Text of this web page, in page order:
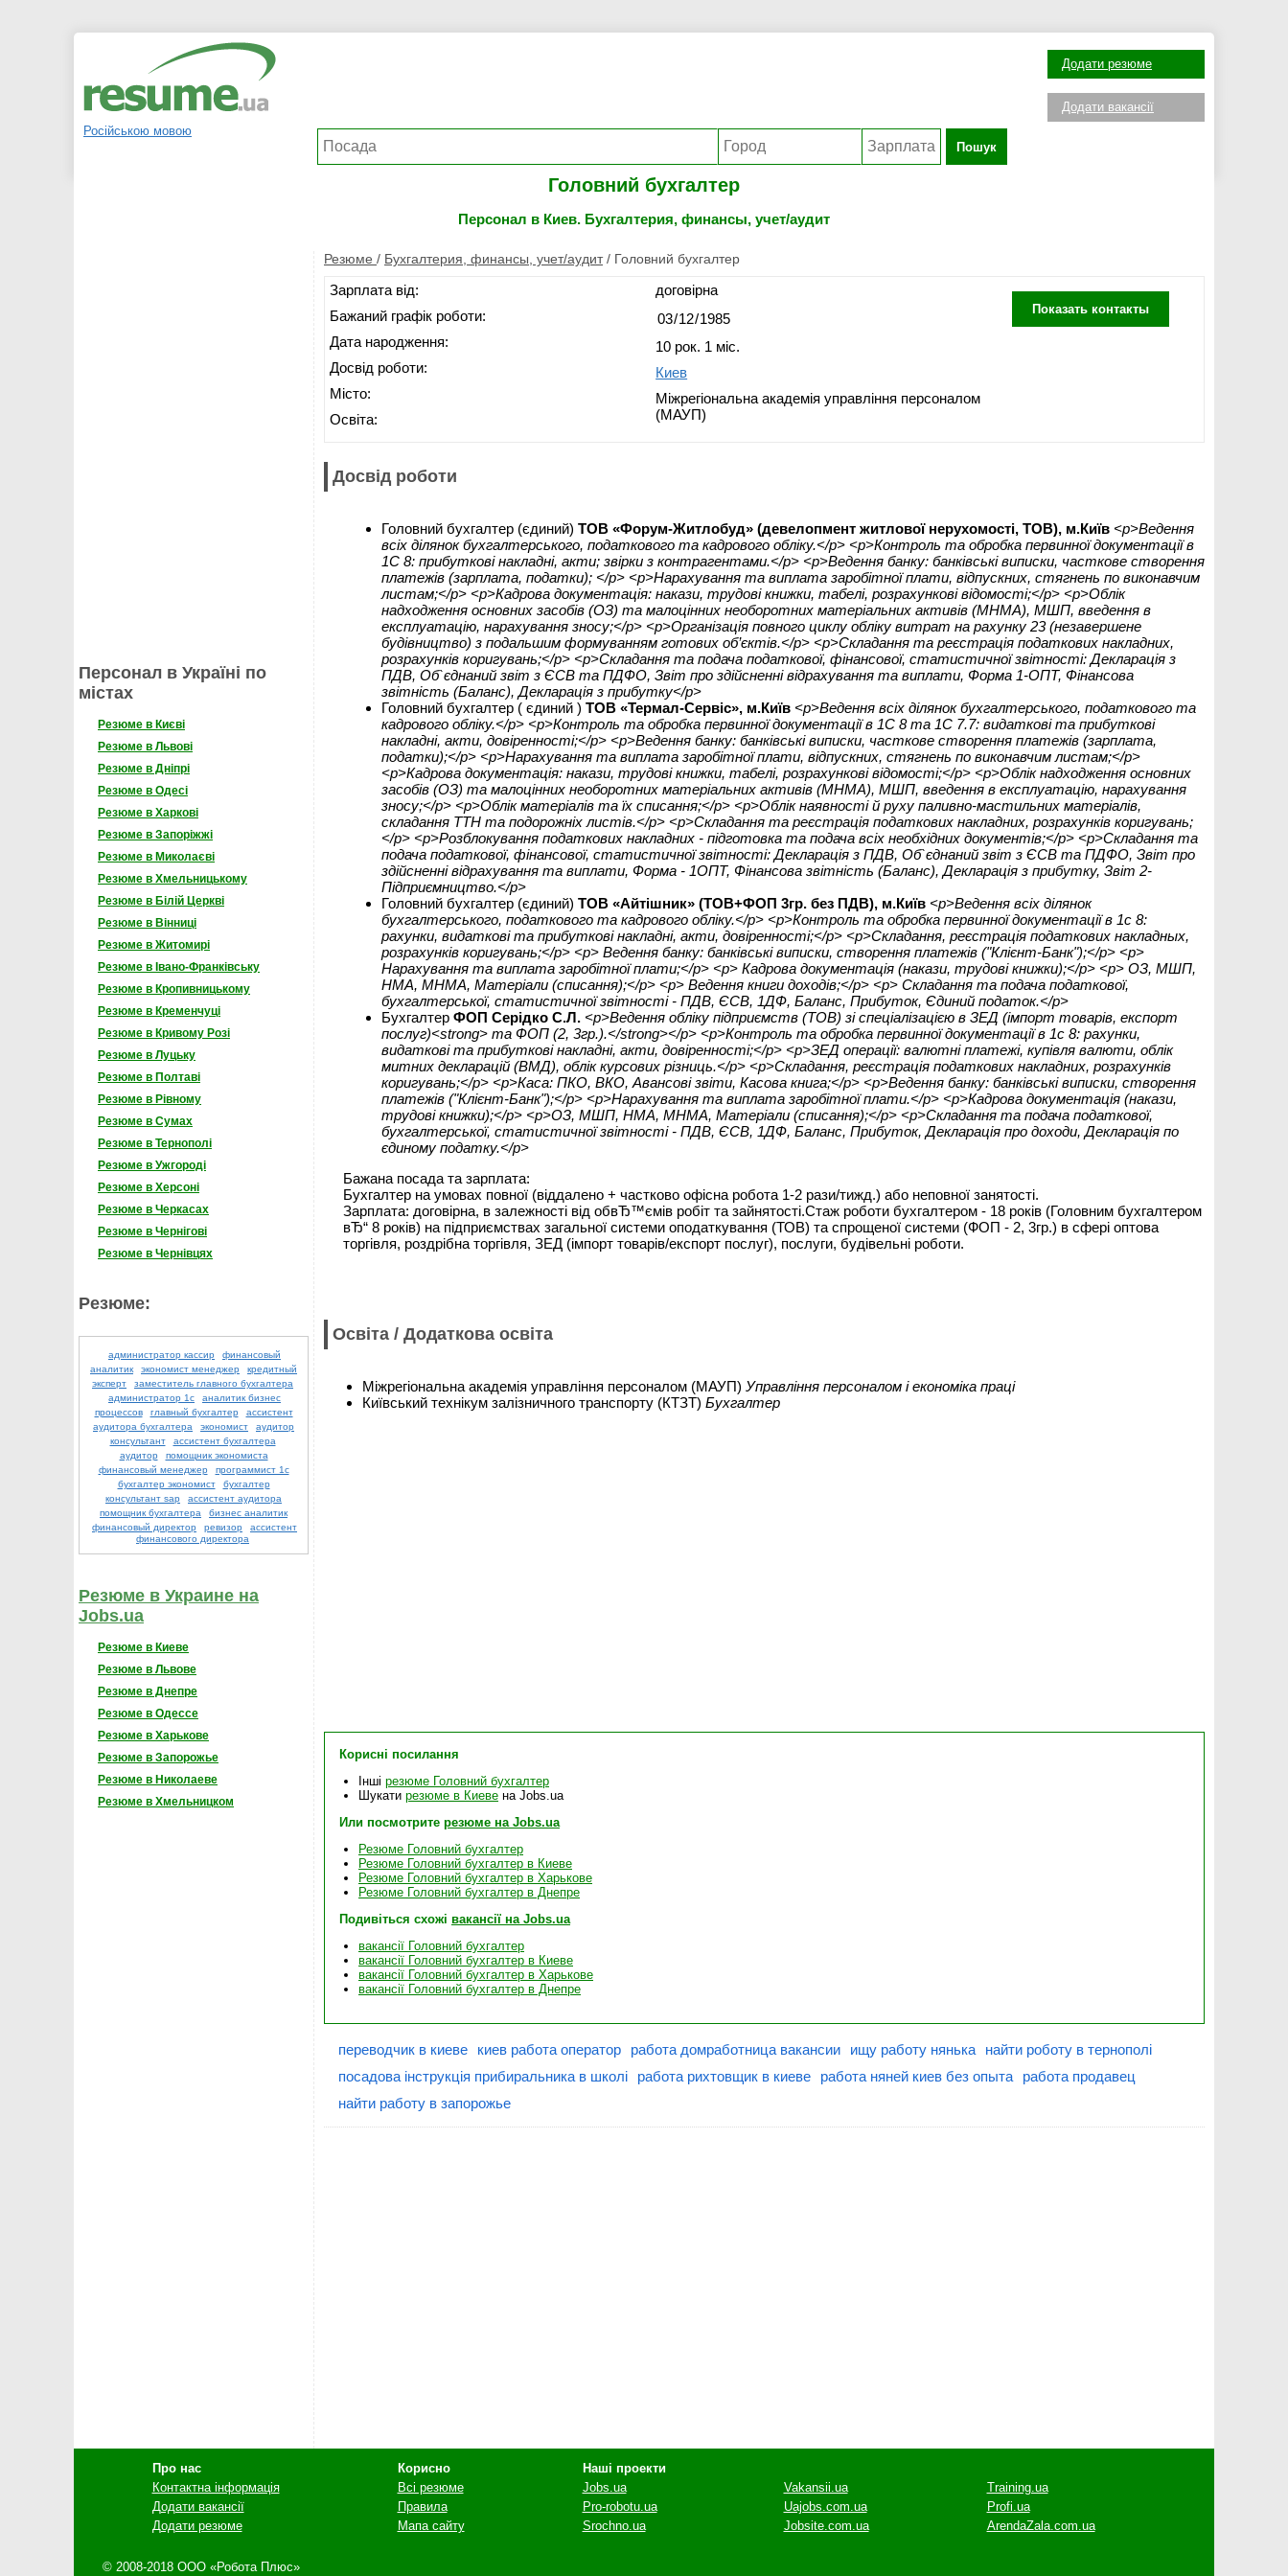
Російською мовою
Пошук
Додати резюме
Додати вакансії
Головний бухгалтер
Персонал в Киев. Бухгалтерия, финансы, учет/аудит
Персонал в Україні по
містах
Резюме в Києві
Резюме в Львові
Резюме в Дніпрі
Резюме в Одесі
Резюме в Харкові
Резюме в Запоріжжі
Резюме в Миколаєві
Резюме в Хмельницькому
Резюме в Білій Церкві
Резюме в Вінниці
Резюме в Житомирі
Резюме в Івано-Франківську
Резюме в Кропивницькому
Резюме в Кременчуці
Резюме в Кривому Розі
Резюме в Луцьку
Резюме в Полтаві
Резюме в Рівному
Резюме в Сумах
Резюме в Тернополі
Резюме в Ужгороді
Резюме в Херсоні
Резюме в Черкасах
Резюме в Чернігові
Резюме в Чернівцях
Резюме:
администратор кассир
финансовый
аналитик
экономист менеджер
кредитный
эксперт
заместитель главного бухгалтера
администратор 1с
аналитик бизнес
процессов
главный бухгалтер
ассистент
аудитора бухгалтера
экономист
аудитор
консультант
ассистент бухгалтера
аудитор
помощник экономиста
финансовый менеджер
программист 1с
бухгалтер экономист
бухгалтер
консультант sap
ассистент аудитора
помощник бухгалтера
бизнес аналитик
финансовый директор
ревизор
ассистент
финансового директора
Резюме в Украине на
Jobs.ua
Резюме в Киеве
Резюме в Львове
Резюме в Днепре
Резюме в Одессе
Резюме в Харькове
Резюме в Запорожье
Резюме в Николаеве
Резюме в Хмельницком
Резюме / Бухгалтерия, финансы, учет/аудит / Головний бухгалтер
Зарплата від:
Бажаний графік роботи:
Дата народження:
Досвід роботи:
Місто:
Освіта:
договірна
10 рок. 1 міс.
Киев
Міжрегіональна академія управління персоналом
(МАУП)
Показать контакты
Досвід роботи
Головний бухгалтер (єдиний) ТОВ «Форум-Житлобуд» (девелопмент житлової нерухомості, ТОВ), м.Київ <p>Ведення
всіх ділянок бухгалтерського, податкового та кадрового обліку.</p> <p>Контроль та обробка первинної документації в
1С 8: прибуткові накладні, акти; звірки з контрагентами.</p> <p>Ведення банку: банківські виписки, часткове створення
платежів (зарплата, податки); </p> <p>Нарахування та виплата заробітної плати, відпускних, стягнень по виконавчим
листам;</p> <p>Кадрова документація: накази, трудові книжки, табелі, розрахункові відомості;</p> <p>Облік
надходження основних засобів (ОЗ) та малоцінних необоротних матеріальних активів (МНМА), МШП, введення в
експлуатацію, нарахування зносу;</p> <p>Організація повного циклу обліку витрат на рахунку 23 (незавершене
будівництво) з подальшим формуванням готових об’єктів.</p> <p>Складання та реєстрація податкових накладних,
розрахунків коригувань;</p> <p>Складання та подача податкової, фінансової, статистичної звітності: Декларація з
ПДВ, Об`єднаний звіт з ЄСВ та ПДФО, Звіт про здійсненні відрахування та виплати, Форма 1-ОПТ, Фінансова
звітність (Баланс), Декларація з прибутку</p>
Головний бухгалтер ( єдиний ) ТОВ «Термал-Сервіс», м.Київ <p>Ведення всіх ділянок бухгалтерського, податкового та
кадрового обліку.</p> <p>Контроль та обробка первинної документації в 1С 8 та 1С 7.7: видаткові та прибуткові
накладні, акти, довіренності;</p> <p>Ведення банку: банківські виписки, часткове створення платежів (зарплата,
податки);</p> <p>Нарахування та виплата заробітної плати, відпускних, стягнень по виконавчим листам;</p>
<p>Кадрова документація: накази, трудові книжки, табелі, розрахункові відомості;</p> <p>Облік надходження основних
засобів (ОЗ) та малоцінних необоротних матеріальних активів (МНМА), МШП, введення в експлуатацію, нарахування
зносу;</p> <p>Облік матеріалів та їх списання;</p> <p>Облік наявності й руху паливно-мастильних матеріалів,
складання ТТН та подорожніх листів.</p> <p>Складання та реєстрація податкових накладних, розрахунків коригувань;
</p> <p>Розблокування податкових накладних - підготовка та подача всіх необхідних документів;</p> <p>Складання та
подача податкової, фінансової, статистичної звітності: Декларація з ПДВ, Об`єднаний звіт з ЄСВ та ПДФО, Звіт про
здійсненні відрахування та виплати, Форма - 1ОПТ, Фінансова звітність (Баланс), Декларація з прибутку, Звіт 2-
Підприємництво.</p>
Головний бухгалтер (єдиний) ТОВ «Айтішник» (ТОВ+ФОП 3гр. без ПДВ), м.Київ <p>Ведення всіх ділянок
бухгалтерського, податкового та кадрового обліку.</p> <p>Контроль та обробка первинної документації в 1с 8:
рахунки, видаткові та прибуткові накладні, акти, довіренності;</p> <p>Складання, реєстрація податкових накладных,
розрахунків коригувань;</p> <p> Ведення банку: банківські виписки, створення платежів ("Клієнт-Банк");</p> <p>
Нарахування та виплата заробітної плати;</p> <p> Кадрова документація (накази, трудові книжки);</p> <p> ОЗ, МШП,
НМА, МНМА, Матеріали (списання);</p> <p> Ведення книги доходів;</p> <p> Складання та подача податкової,
бухгалтерської, статистичної звітності - ПДВ, ЄСВ, 1ДФ, Баланс, Прибуток, Єдиний податок.</p>
Бухгалтер ФОП Серідко С.Л. <p>Ведення обліку підприємств (ТОВ) зі спеціалізацією в ЗЕД (імпорт товарів, експорт
послуг)<strong> та ФОП (2, 3гр.).</strong></p> <p>Контроль та обробка первинної документації в 1с 8: рахунки,
видаткові та прибуткові накладні, акти, довіренності;</p> <p>ЗЕД операції: валютні платежі, купівля валюти, облік
митних декларацій (ВМД), облік курсових різниць.</p> <p>Складання, реєстрація податкових накладних, розрахунків
коригувань;</p> <p>Каса: ПКО, ВКО, Авансові звіти, Касова книга;</p> <p>Ведення банку: банківські виписки, створення
платежів ("Клієнт-Банк");</p> <p>Нарахування та виплата заробітної плати.</p> <p>Кадрова документація (накази,
трудові книжки);</p> <p>ОЗ, МШП, НМА, МНМА, Матеріали (списання);</p> <p>Складання та подача податкової,
бухгалтерської, статистичної звітності - ПДВ, ЄСВ, 1ДФ, Баланс, Прибуток, Декларація про доходи, Декларація по
єдиному податку.</p>
Бажана посада та зарплата:
Бухгалтер на умовах повної (віддалено + частково офісна робота 1-2 рази/тижд.) або неповної занятості.
Зарплата: договірна, в залежності від обвЂ™ємів робіт та зайнятості.Стаж роботи бухгалтером - 18 років (Головним бухгалтером
вЂ“ 8 років) на підприємствах загальної системи оподаткування (ТОВ) та спрощеної системи (ФОП - 2, 3гр.) в сфері оптова
торгівля, роздрібна торгівля, ЗЕД (імпорт товарів/експорт послуг), послуги, будівельні роботи.
Освіта / Додаткова освіта
Міжрегіональна академія управління персоналом (МАУП) Управління персоналом і економіка праці
Київський технікум залізничного транспорту (КТЗТ) Бухгалтер
Корисні посилання
Інші резюме Головний бухгалтер
Шукати резюме в Киеве на Jobs.ua
Или посмотрите резюме на Jobs.ua
Резюме Головний бухгалтер
Резюме Головний бухгалтер в Киеве
Резюме Головний бухгалтер в Харькове
Резюме Головний бухгалтер в Днепре
Подивіться схожі вакансії на Jobs.ua
вакансії Головний бухгалтер
вакансії Головний бухгалтер в Киеве
вакансії Головний бухгалтер в Харькове
вакансії Головний бухгалтер в Днепре
переводчик в киеве киев работа оператор работа домработница вакансии ищу работу нянька
найти роботу в тернополі
посадова інструкція прибиральника в школі
работа рихтовщик в киеве работа няней киев без опыта
работа продавец
найти работу в запорожье
Про нас
Контактна інформація
Додати вакансії
Додати резюме
Корисно
Всі резюме
Правила
Мапа сайту
Наші проекти
Jobs.ua
Pro-robotu.ua
Srochno.ua
Vakansii.ua
Uajobs.com.ua
Jobsite.com.ua
Training.ua
Profi.ua
ArendaZala.com.ua
© 2008-2018 ООО «Робота Плюс»